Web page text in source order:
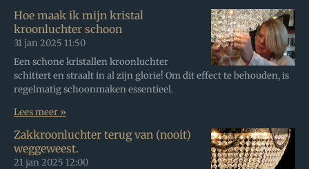
Hoe maak ik mijn kristal
kroonluchter schoon
31 jan 2025 11:50
Een schone kristallen kroonluchter
schittert en straalt in al zijn glorie! Om dit effect te behouden, is
regelmatig schoonmaken essentieel.
Lees meer »
Zakkroonluchter terug van (nooit)
weggeweest.
21 jan 2025 12:00